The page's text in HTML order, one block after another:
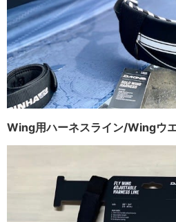
Wing用ハーネスライン/Wingウ